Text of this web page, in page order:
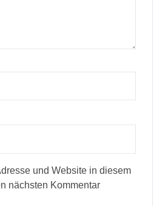
und Website in diesem
nächsten Kommentar